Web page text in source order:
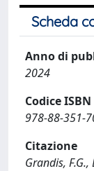
Scheda
Anno di
2024
Codice ISBN
978-88-351-
Citazione
Grandis,